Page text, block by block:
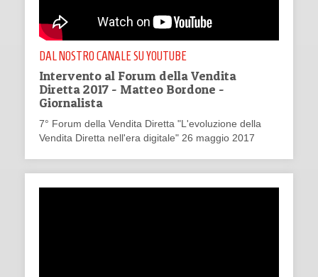
DAL NOSTRO CANALE SU YOUTUBE
Intervento al Forum della Vendita
Diretta 2017 - Matteo Bordone -
Giornalista
7° Forum della Vendita Diretta "L'evoluzione della
Vendita Diretta nell'era digitale" 26 maggio 2017